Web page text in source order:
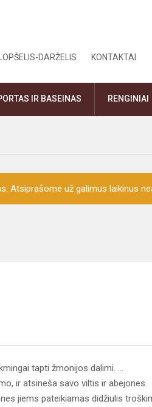
LOPŠELIS-DARŽELIS KONTAKTAI
IR BASEINAS RENGINIAI
Atsiprašome už galimus laikinus
tapti žmonijos dalimi. …
ir atsineša savo viltis ir abejones.
jiems pateikiamas didžiulis